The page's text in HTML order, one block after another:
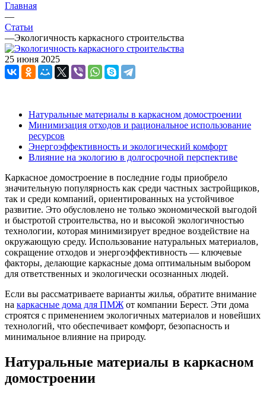
Главная
—
Статьи
—Экологичность каркасного строительства
25 июня 2025
Натуральные материалы в каркасном домостроении
Минимизация отходов и рациональное использование
ресурсов
Энергоэффективность и экологический комфорт
Влияние на экологию в долгосрочной перспективе
Каркасное домостроение в последние годы приобрело
значительную популярность как среди частных застройщиков,
так и среди компаний, ориентированных на устойчивое
развитие. Это обусловлено не только экономической выгодой
и быстротой строительства, но и высокой экологичностью
технологии, которая минимизирует вредное воздействие на
окружающую среду. Использование натуральных материалов,
сокращение отходов и энергоэффективность — ключевые
факторы, делающие каркасные дома оптимальным выбором
для ответственных и экологически осознанных людей.
Если вы рассматриваете варианты жилья, обратите внимание
на каркасные дома для ПМЖ от компании Берест. Эти дома
строятся с применением экологичных материалов и новейших
технологий, что обеспечивает комфорт, безопасность и
минимальное влияние на природу.
Натуральные материалы в каркасном
домостроении